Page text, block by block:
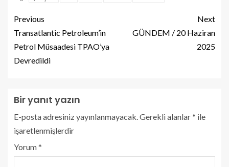
Previous
Transatlantic Petroleum’in
Petrol Müsaadesi TPAO’ya
Devredildi
Next
GÜNDEM / 20 Haziran
2025
Bir yanıt yazın
E-posta adresiniz yayınlanmayacak.Gerekli alanlar* ile
işaretlenmişlerdir
Yorum*